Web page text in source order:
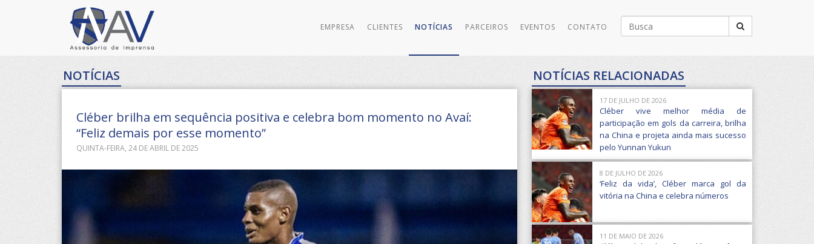
Buscar
por:
EMPRESA CLIENTES NOTÍCIAS PARCEIROS EVENTOS CONTATO
NOTÍCIAS
Cléber brilha em sequência positiva e celebra bom momento no Avaí:
“Feliz demais por esse momento”
QUINTA-FEIRA, 24 DE ABRIL DE 2025
NOTÍCIAS RELACIONADAS
17 DE JULHO DE 2026
Cléber vive melhor média de
participação em gols da carreira, brilha
na China e projeta ainda mais sucesso
pelo Yunnan Yukun
8 DE JULHO DE 2026
‘Feliz da vida’, Cléber marca gol da
vitória na China e celebra números
11 DE MAIO DE 2026